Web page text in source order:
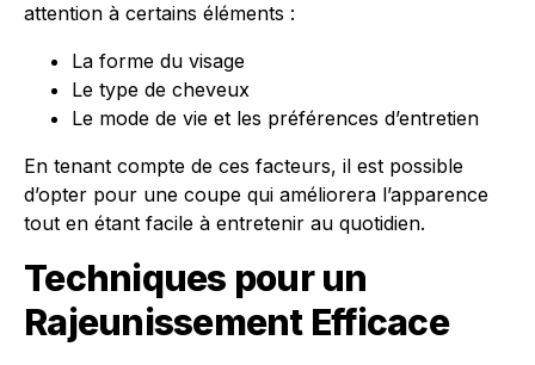
attention à certains éléments :
La forme du visage
Le type de cheveux
Le mode de vie et les préférences d’entretien
En tenant compte de ces facteurs, il est possible
d’opter pour une coupe qui améliorera l’apparence
tout en étant facile à entretenir au quotidien.
Techniques pour un
Rajeunissement Efficace